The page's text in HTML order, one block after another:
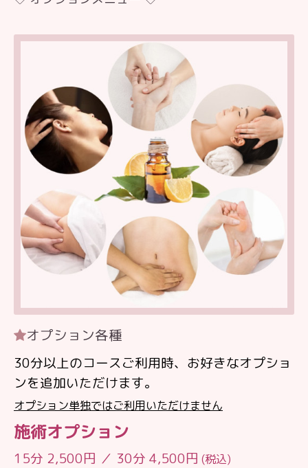
オプション各種
30分以上のコースご利用時、お好きなオプショ
ンを追加いただけます。
オプション単独ではご利用いただけません
施術オプション
15分 2,500円 ／ 30分 4,500円 (税込)